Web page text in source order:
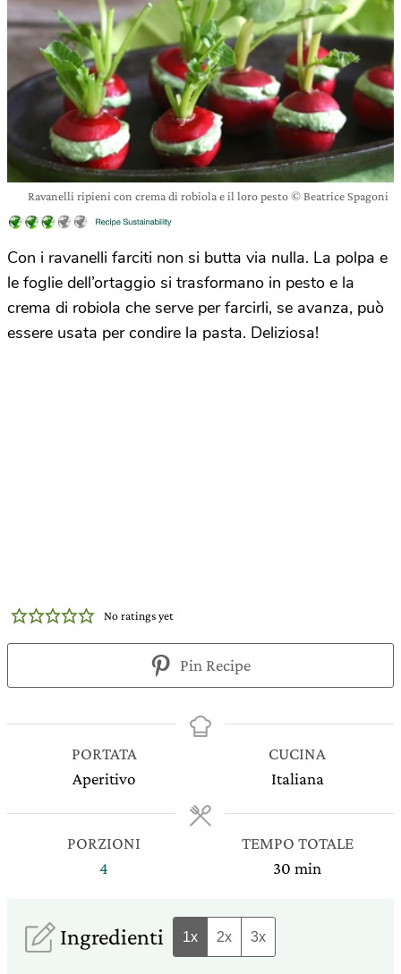
Ravanelli ripieni con crema di robiola e il loro pesto © Beatrice Spagoni
Con i ravanelli farciti non si butta via nulla. La polpa e
le foglie dell’ortaggio si trasformano in pesto e la
crema di robiola che serve per farcirli, se avanza, può
essere usata per condire la pasta. Deliziosa!
No ratings yet
Pin Recipe
PORTATA
Aperitivo
CUCINA
Italiana
PORZIONI
4
TEMPO TOTALE
30 minuti
min
Ingredienti 1x 2x 3x